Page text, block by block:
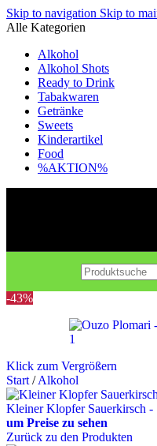
Skip to navigation Skip to
Alle Kategorien
Alkohol
Alkohol Shots
Ready to Drink
Tabakwaren
Getränke
Sweets
Kinderartikel
Food
%AKTION%
-43%
Klick zum Vergrößern
Start / Alkohol
Kleiner Klopfer Sauerkirsch
um Preise zu sehen
Zurück zu den Produkten